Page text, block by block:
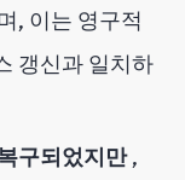
, 이는 영구적
갱신과 일치하
구되었지만,